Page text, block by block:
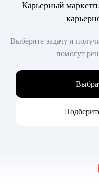
Карьерный
Выберите задачу и
помогут